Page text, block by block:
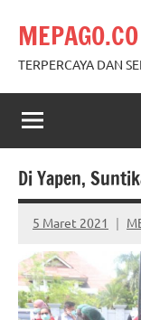
content
MEPAGO.CO
TERPERCAYA DAN
Di Yapen,
5 Maret 2021
No
comments